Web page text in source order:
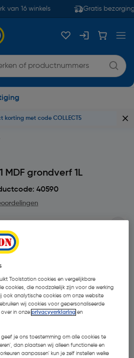
16 winkels Gratis bezorging
korting met code COLLECT5
grondverf 1L
40590
Toolstation cookies en vergelijkbare
cookies, die noodzakelijk zijn voor de werking
ook analytische cookies om onze website
wij cookies voor gepersonaliseerde
over in onzeprivacyverklaring en
je ons toestemming om alle cookies te
dan plaatsen wij alleen functionele en
aanpassen' kun je zelf instellen welke